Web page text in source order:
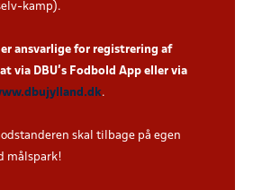
kamp).
ansvarlige for registrering af
via DBU’s Fodbold App eller via
.
skal tilbage på egen
målspark!